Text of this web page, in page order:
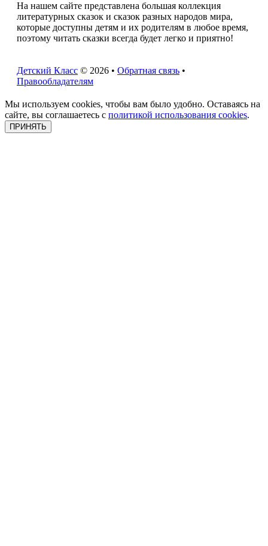
На нашем сайте представлена большая коллекция
литературных сказок и сказок разных народов мира,
которые доступны детям и их родителям в любое время,
поэтому читать сказки всегда будет легко и приятно!
Детский Класс © 2026 • Обратная связь •
Правообладателям
Мы используем cookies, чтобы вам было удобно. Оставаясь на
сайте, вы соглашаетесь с политикой использования cookies.
ПРИНЯТЬ